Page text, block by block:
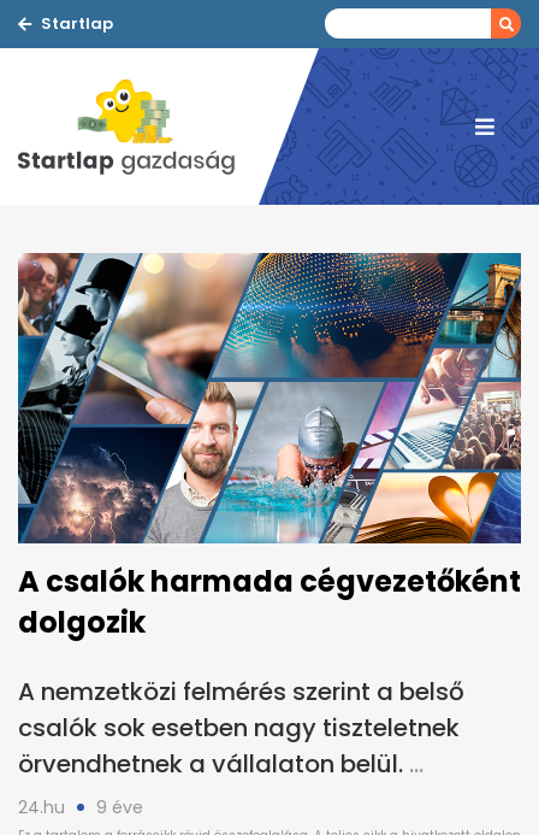
Startlap
A csalók harmada cégvezetőként
dolgozik
A nemzetközi felmérés szerint a belső
csalók sok esetben nagy tiszteletnek
örvendhetnek a vállalaton belül.
24.hu 9 éve